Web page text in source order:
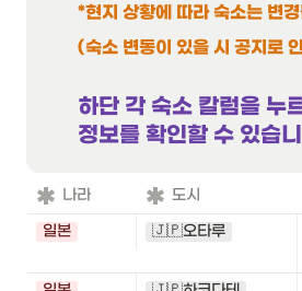
*현지 상황에 따라 숙소는 변
(숙소 변동이 있을 시 공지로
하단 각 숙소 칼럼을 누
정보를 확인할 수 있습
나라 도시
일본
🇯🇵오타루